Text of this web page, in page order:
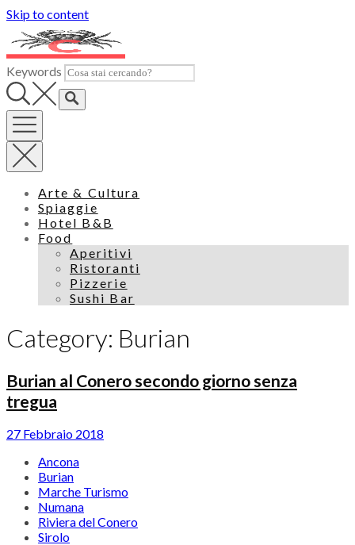
Skip to content
Keywords
Arte & Cultura
Spiaggie
Hotel B&B
Food
Aperitivi
Ristoranti
Pizzerie
Sushi Bar
Category: Burian
Burian al Conero secondo giorno senza
tregua
27 Febbraio 2018
Ancona
Burian
Marche Turismo
Numana
Riviera del Conero
Sirolo